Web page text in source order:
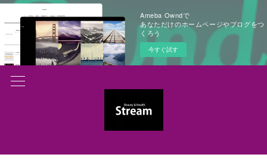
Ameba Owndで
あなただけのホームページやブログをつ
くろう
今すぐ試す